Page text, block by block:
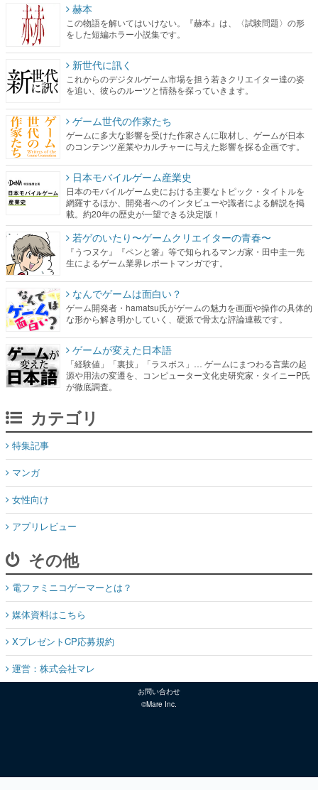
赫本
この物語を解いてはいけない。『赫本』は、〈試験問題〉の形
をした短編ホラー小説集です。
新世代に訊く
これからのデジタルゲーム市場を担う若きクリエイター達の姿
を追い、彼らのルーツと情熱を探っていきます。
ゲーム世代の作家たち
ゲームに多大な影響を受けた作家さんに取材し、ゲームが日本
のコンテンツ産業やカルチャーに与えた影響を探る企画です。
日本モバイルゲーム産業史
日本のモバイルゲーム史における主要なトピック・タイトルを
網羅するほか、開発者へのインタビューや識者による解説を掲
載。約20年の歴史が一望できる決定版！
若ゲのいたり〜ゲームクリエイターの青春〜
『うつヌケ』『ペンと箸』等で知られるマンガ家・田中圭一先
生によるゲーム業界レポートマンガです。
なんでゲームは面白い？
ゲーム開発者・hamatsu氏がゲームの魅力を画面や操作の具体的
な形から解き明かしていく、硬派で骨太な評論連載です。
ゲームが変えた日本語
「経験値」「裏技」「ラスボス」… ゲームにまつわる言葉の起
源や用法の変遷を、コンピューター文化史研究家・タイニーP氏
が徹底調査。
カテゴリ
特集記事
マンガ
女性向け
アプリレビュー
その他
電ファミニコゲーマーとは？
媒体資料はこちら
XプレゼントCP応募規約
運営：株式会社マレ
お問い合わせ
©Mare Inc.